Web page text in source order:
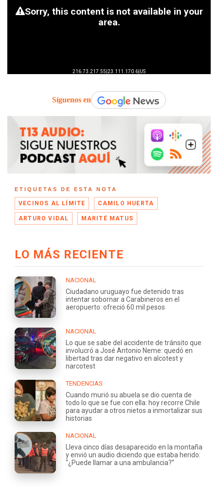
Síguenos en
ETIQUETAS DE ESTA NOTA
VECINOS AL LÍMITE CAMILO HUERTA
ARTURO VIDAL MARITÉ MATUS
LO MÁS RECIENTE
NACIONAL
Ciudadano uruguayo fue detenido tras
intentar sobornar a Carabineros en el
aeropuerto: ofreció 60 mil pesos
NACIONAL
Lo que se sabe del accidente de tránsito que
involucró a José Antonio Neme: quedó en
libertad tras dar negativo en alcotest y
narcotest
TENDENCIAS
Cuando murió su abuela se dio cuenta de
todo lo que se fue con ella: hoy recorre Chile
para ayudar a otros nietos a inmortalizar sus
historias
NACIONAL
Lleva cinco días desaparecido en la montaña
y envió un audio diciendo que estaba herido:
“¿Puede llamar a una ambulancia?”